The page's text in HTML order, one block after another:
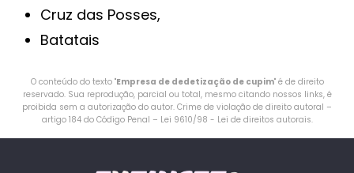
Cruz das Posses,
Batatais
O conteúdo do texto "Empresa de dedetização de cupim" é de direito
reservado. Sua reprodução, parcial ou total, mesmo citando nossos links, é
proibida sem a autorização do autor. Crime de violação de direito autoral –
artigo 184 do Código Penal – Lei 9610/98 - Lei de direitos autorais.